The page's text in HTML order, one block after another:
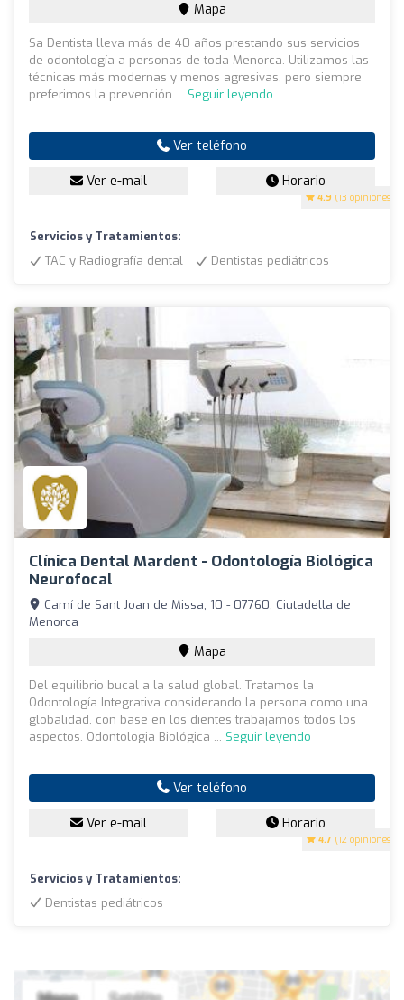
4.9 (13 opiniones)
Mapa
Sa Dentista lleva más de 40 años prestando sus servicios
de odontología a personas de toda Menorca. Utilizamos las
técnicas más modernas y menos agresivas, pero siempre
preferimos la prevención ... Seguir leyendo
Ver teléfono
Ver e-mail Horario
Servicios y Tratamientos:
TAC y Radiografía dental
Dentistas pediátricos
Clínica Dental Mardent - Odontología Biológica
Neurofocal
4.7 (12 opiniones)
Camí de Sant Joan de Missa, 10 - 07760, Ciutadella de
Menorca
Mapa
Del equilibrio bucal a la salud global. Tratamos la
Odontología Integrativa considerando la persona como una
globalidad, con base en los dientes trabajamos todos los
aspectos. Odontologia Biológica ... Seguir leyendo
Ver teléfono
Ver e-mail Horario
Servicios y Tratamientos:
Dentistas pediátricos